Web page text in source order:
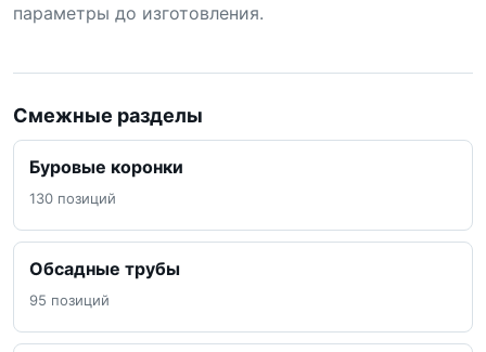
параметры до изготовления.
Смежные разделы
Буровые коронки
130 позиций
Обсадные трубы
95 позиций